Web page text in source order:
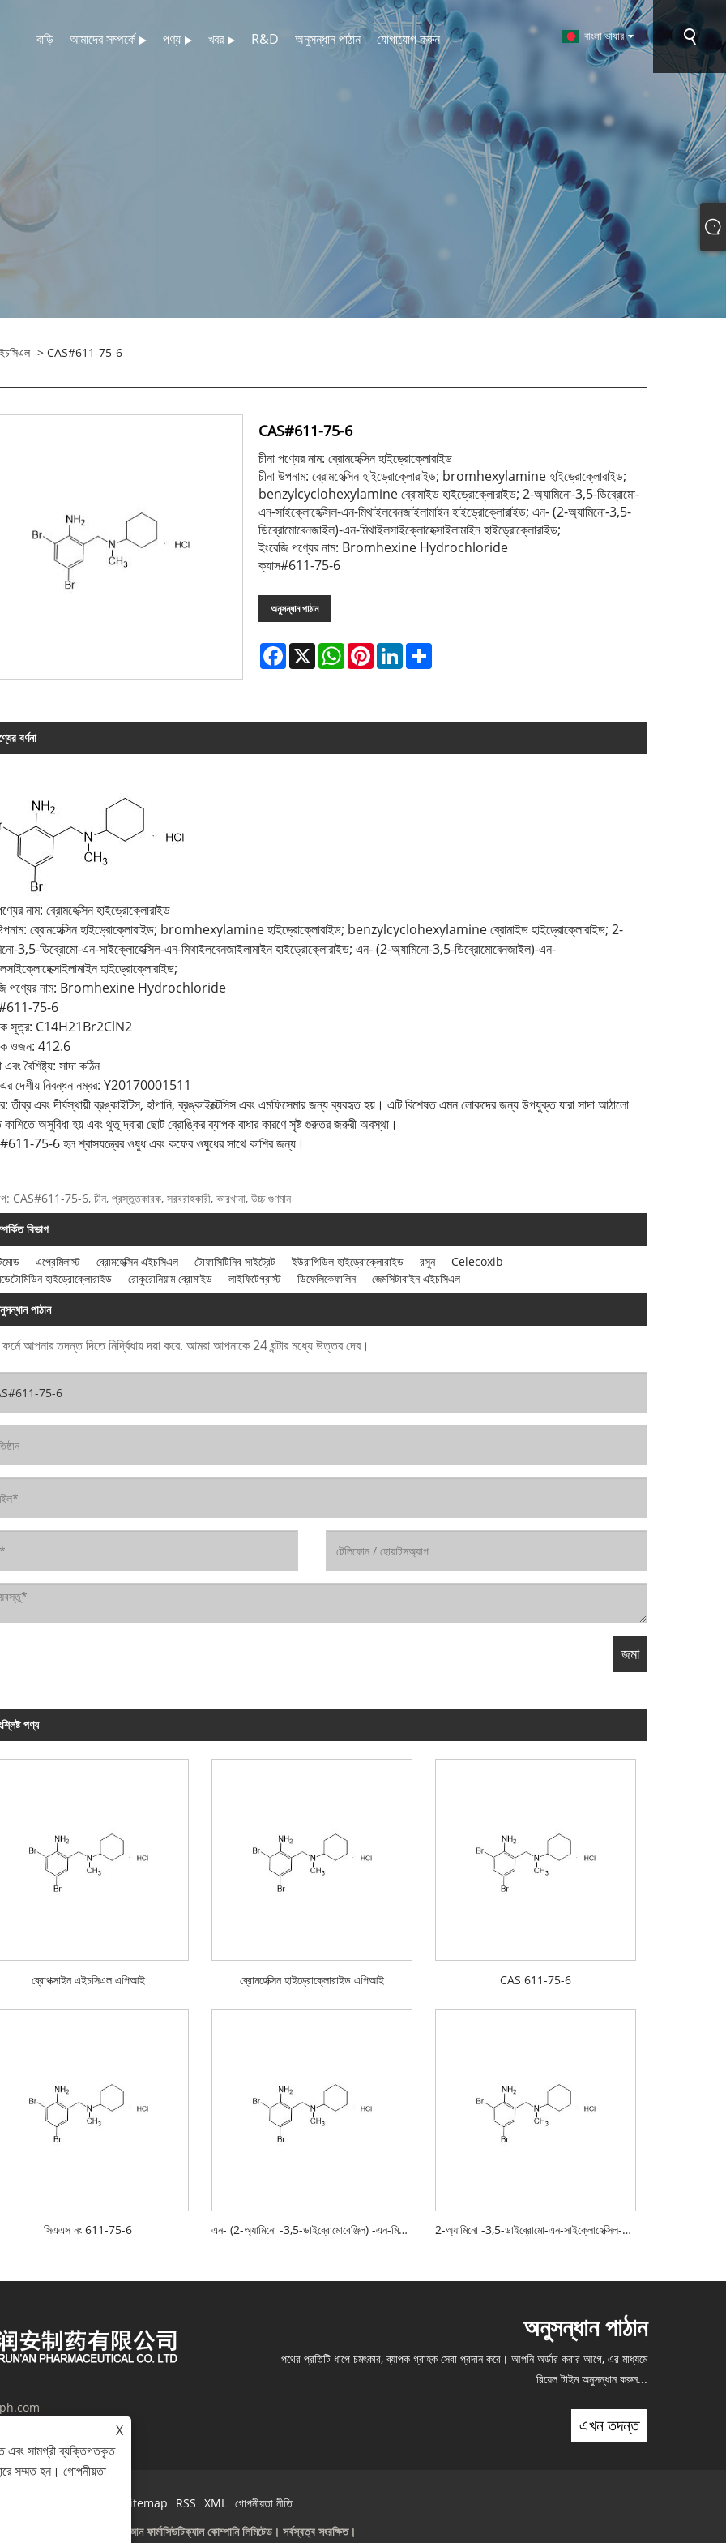
বাড়ি আমাদের সম্পর্কে পণ্য খবর R&D অনুসন্ধান পাঠান যোগাযোগ করুন বাংলা ভাষার
> CAS#611-75-6
CAS#611-75-6
চীনা পণ্যের নাম: ব্রোমহেক্সিন হাইড্রোক্লোরাইড
চীনা উপনাম: ব্রোমহেক্সিন হাইড্রোক্লোরাইড; bromhexylamine হাইড্রোক্লোরাইড;
benzylcyclohexylamine ব্রোমাইড হাইড্রোক্লোরাইড; 2-অ্যামিনো-3,5-ডিব্রোমো-
এন-সাইক্লোহেক্সিল-এন-মিথাইলবেনজাইলামাইন হাইড্রোক্লোরাইড; এন- (2-অ্যামিনো-3,5-
ডিব্রোমোবেনজাইল)-এন-মিথাইলসাইক্লোহেক্সাইলামাইন হাইড্রোক্লোরাইড;
ইংরেজি পণ্যের নাম: Bromhexine Hydrochloride
ক্যাস#611-75-6
অনুসন্ধান পাঠান
Facebook
X WhatsAppPinterestLinkedInShare
বর্ণনা
নাম: ব্রোমহেক্সিন হাইড্রোক্লোরাইড
উপনাম: ব্রোমহেক্সিন হাইড্রোক্লোরাইড; bromhexylamine হাইড্রোক্লোরাইড; benzylcyclohexylamine ব্রোমাইড হাইড্রোক্লোরাইড; 2-
3,5-ডিব্রোমো-এন-সাইক্লোহেক্সিল-এন-মিথাইলবেনজাইলামাইন হাইড্রোক্লোরাইড; এন- (2-অ্যামিনো-3,5-ডিব্রোমোবেনজাইল)-এন-
হাইড্রোক্লোরাইড;
পণ্যের নাম: Bromhexine Hydrochloride
75-6
সূত্র: C14H21Br2ClN2
ওজন: 412.6
এবং বৈশিষ্ট্য: সাদা কঠিন
দেশীয় নিবন্ধন নম্বর: Y20170001511
তীব্র এবং দীর্ঘস্থায়ী ব্রঙ্কাইটিস, হাঁপানি, ব্রঙ্কাইক্টেসিস এবং এমফিসেমার জন্য ব্যবহৃত হয়। এটি বিশেষত এমন লোকদের জন্য উপযুক্ত যারা সাদা আঠালো
অসুবিধা হয় এবং থুতু দ্বারা ছোট ব্রোঙ্কির ব্যাপক বাধার কারণে সৃষ্ট গুরুতর জরুরী অবস্থা।
75-6 হল শ্বাসযন্ত্রের ওষুধ এবং কফের ওষুধের সাথে কাশির জন্য।
CAS#611-75-6, চীন, প্রস্তুতকারক, সরবরাহকারী, কারখানা, উচ্চ গুণমান
বিভাগ
এপ্রেমিলাস্ট ব্রোমহেক্সিন এইচসিএল টোফাসিটিনিব সাইট্রেট ইউরাপিডিল হাইড্রোক্লোরাইড রসুন
Celecoxib
হাইড্রোক্লোরাইড
রোকুরোনিয়াম ব্রোমাইড লাইফিটেগ্রাস্ট ডিফেলিকেফালিন জেমসিটাবাইন এইচসিএল
পাঠান
ফর্মে আপনার তদন্ত দিতে নির্দ্বিধায় দয়া করে. আমরা আপনাকে 24 ঘন্টার মধ্যে উত্তর দেব।
পণ্য
ব্রোথক্সাইন এইচসিএল এপিআই ব্রোমহেক্সিন হাইড্রোক্লোরাইড এপিআই CAS 611-75-6
সিএএস নং 611-75-6 এন- (2-অ্যামিনো -3,5-ডাইব্রোমোবেঞ্জিল) -এন-মিথাইলসাইক্লোহেক্সাইলামাইন হাইড্রোক্লোরাইড 2-অ্যামিনো -3,5-ডাইব্রোমো-এন-সাইক্লোহেক্সিল-এন-মিথাইলবেনজাইলামাইন হাইড্রোক্লোরাইড
অনুসন্ধান পাঠান
পথের প্রতিটি ধাপে চমৎকার, ব্যাপক গ্রাহক সেবা প্রদান করে। আপনি অর্ডার করার আগে, এর মাধ্যমে
রিয়েল টাইম অনুসন্ধান করুন...
এখন তদন্ত
Sitemap RSS XML গোপনীয়তা নীতি
কপিরাইট © 2024 জিয়াংসু রান'আন ফার্মাসিউটিক্যাল কোম্পানি লিমিটেড। সর্বস্বত্ব সংরক্ষিত।
X
এবং সামগ্রী ব্যক্তিগতকৃত
সম্মত হন। গোপনীয়তা